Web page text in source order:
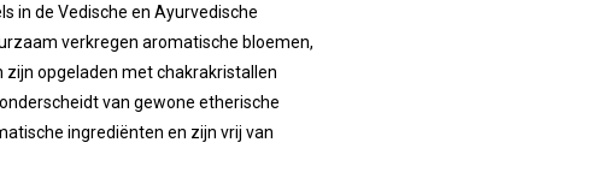
in de Vedische en Ayurvedische
verkregen aromatische bloemen,
zijn opgeladen met chakrakristallen
van gewone etherische
ingrediënten en zijn vrij van